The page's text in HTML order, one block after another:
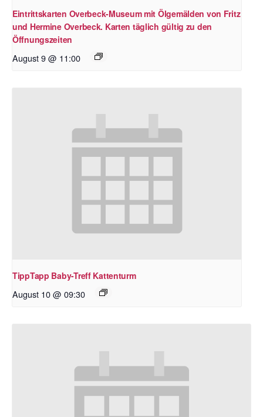
Eintrittskarten Overbeck-Museum mit Ölgemälden von Fritz
und Hermine Overbeck. Karten täglich gültig zu den
Öffnungszeiten
August 9 @ 11:00
TippTapp Baby-Treff Kattenturm
August 10 @ 09:30